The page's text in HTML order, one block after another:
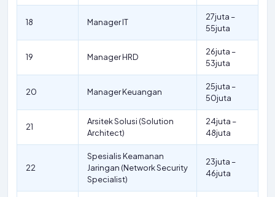
18 Manager IT
27juta –
55juta
19 Manager HRD
26juta –
53juta
20 Manager Keuangan
25juta –
50juta
21
Arsitek Solusi (Solution
Architect)
24juta –
48juta
22
Spesialis Keamanan
Jaringan (Network Security
Specialist)
23juta –
46juta